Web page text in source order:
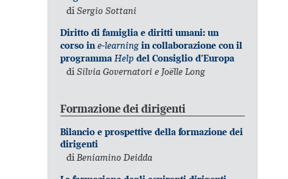
diSergio Sottani
Diritto di famiglia e diritti umani: un
corso ine-learning in collaborazione con il
programma Help del Consiglio d’Europa
diSilvia Governatori e Joëlle Long
Formazione dei dirigenti
Bilancio e prospettive della formazione dei
dirigenti
diBeniamino Deidda